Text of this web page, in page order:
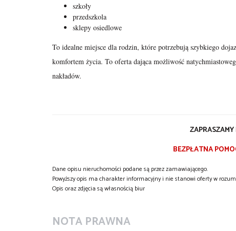
szkoły
przedszkola
sklepy osiedlowe
To idealne miejsce dla rodzin, które potrzebują szybkiego
komfortem życia. To oferta dająca możliwość
nakładów.
ZAPRASZAMY
BEZPŁATNA
Dane opisu nieruchomości podane są przez zamawiającego.
Powyższy opis ma charakter informacyjny i nie stanowi oferty w
Opis oraz zdjęcia są własnością biur
NOTA PRAWNA